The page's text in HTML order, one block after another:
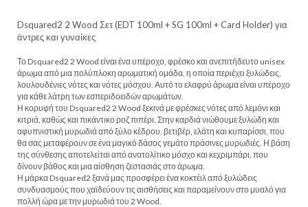
Dsquared2 2 Wood Σετ (EDT 100ml + SG 100ml + Card Holder) για
άντρες και γυναίκες
Το Dsquared2 2 Wood είναι ένα υπέροχο, φρέσκο και ανεπιτήδευτο unisex
άρωμα από μια πολύπλοκη αρωματική ομάδα, η οποία περιέχει ξυλώδεις,
λουλουδένιες νότες και νότες μόσχου. Αυτό το ελαφρύ άρωμα είναι υπέροχο
για κάθε λάτρη των εσπεριδοειδών αρωμάτων.
Η κορυφή του Dsquared2 2 Wood ξεκινά με φρέσκες νότες από λεμόνι και
κιτριά, καθώς και πικάντικο ροζ πιπέρι. Στην καρδιά νιώθουμε ξυλώδη και
αφυπνιστική μυρωδιά από ξύλο κέδρου, βετιβέρ, ελάτη και κυπαρίσσι, που
θα σας μεταφέρουν σε ένα μαγικό δάσος γεμάτο πράσινες μυρωδιές. Η βάση
της σύνθεσης αποτελείται από ανατολίτικο μόσχο και κεχριμπάρι, που
δίνουν βάθος και μια αίσθηση ζεστασιάς στο άρωμα.
Η μάρκα Dsquared2 ξανά μας προσφέρει ένα κοκτέιλ από ξυλώδεις
συνδυασμούς που χαϊδεύουν τις αισθήσεις και παραμείνουν στο μυαλό για
πολλή ώρα με την μυρωδιά του 2 Wood.